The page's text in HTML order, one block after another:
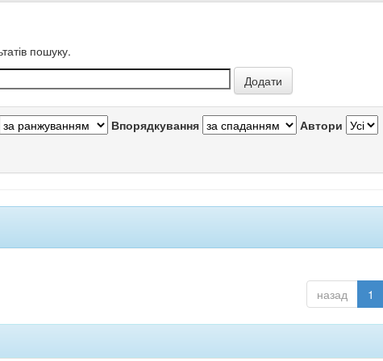
пошуку.
Впорядкування Автори
назад 1